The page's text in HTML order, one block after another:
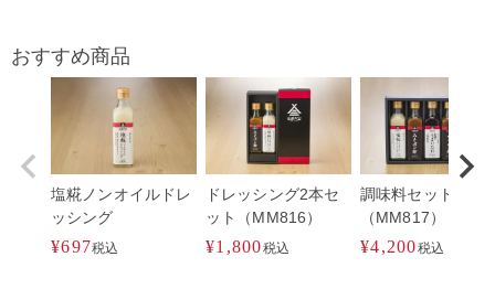
おすすめ商品
塩糀ノンオイルドレ
ッシング
¥697税込
ドレッシング2本セ
ット（MM816）
¥1,800税込
調味料セット
（MM817）
¥4,200税込